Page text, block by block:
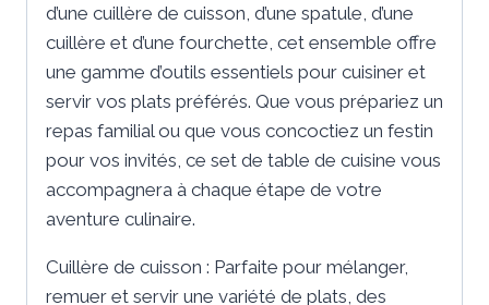
d’une cuillère de cuisson, d’une spatule, d’une
cuillère et d’une fourchette, cet ensemble offre
une gamme d’outils essentiels pour cuisiner et
servir vos plats préférés. Que vous prépariez un
repas familial ou que vous concoctiez un festin
pour vos invités, ce set de table de cuisine vous
accompagnera à chaque étape de votre
aventure culinaire.
Cuillère de cuisson : Parfaite pour mélanger,
remuer et servir une variété de plats, des